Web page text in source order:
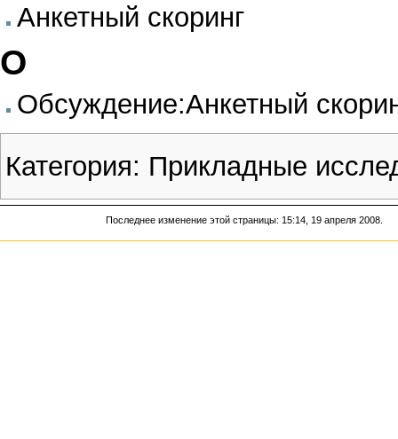
Анкетный скоринг
О
Обсуждение:Анкетный
Категория: Прикладные
Последнее изменение этой страницы: 15:14, 19 апреля 2008.